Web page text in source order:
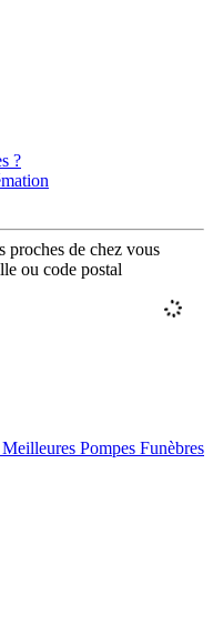
?
proches de chez vous
ou code postal
Pompes Funèbres